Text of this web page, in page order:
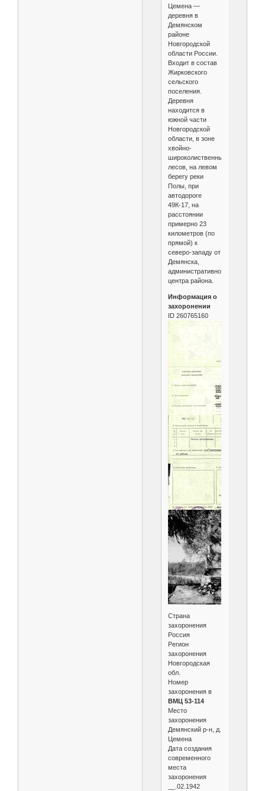
Цемена —
деревня в
Демянском
районе
Новгородской
области России.
Входит в состав
Жирковского
сельского
поселения.
Деревня
находится в
южной части
Новгородской
области, в зоне
хвойно-
широколиственных
лесов, на левом
берегу реки
Полы, при
автодороге
49К-17, на
расстоянии
примерно 23
километров (по
прямой) к
северо-западу от
Демянска,
административного
центра района.
Информация о
захоронении
ID 260765160
Страна
захоронения
Россия
Регион
захоронения
Новгородская
обл.
Номер
захоронения в
ВМЦ 53-114
Место
захоронения
Демянский р-н, д.
Цемена
Дата создания
современного
места
захоронения
__.02.1942